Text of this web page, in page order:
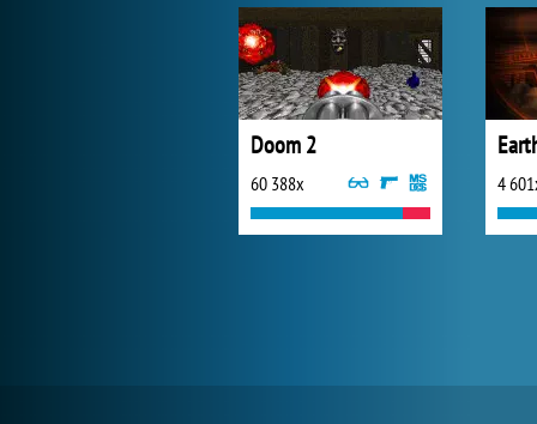
Doom 2
60 388x 4